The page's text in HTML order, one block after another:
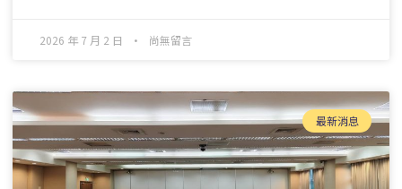
2026 年 7 月 2 日 尚無留言
最新消息